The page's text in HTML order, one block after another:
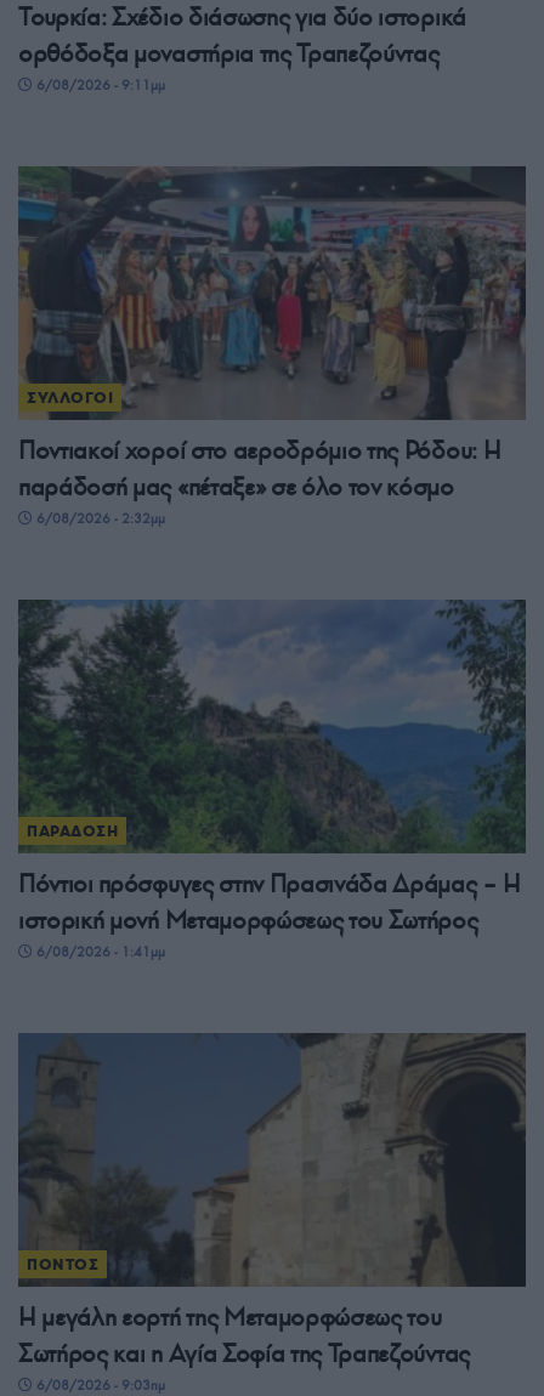
Τουρκία: Σχέδιο διάσωσης για δύο ιστορικά
ορθόδοξα μοναστήρια της Τραπεζούντας
6/08/2026 - 9:11μμ
ΣΥΛΛΟΓΟΙ
Ποντιακοί χοροί στο αεροδρόμιο της Ρόδου: Η
παράδοσή μας «πέταξε» σε όλο τον κόσμο
6/08/2026 - 2:32μμ
ΠΑΡΑΔΟΣΗ
Πόντιοι πρόσφυγες στην Πρασινάδα Δράμας – Η
ιστορική μονή Μεταμορφώσεως του Σωτήρος
6/08/2026 - 1:41μμ
ΠΟΝΤΟΣ
Η μεγάλη εορτή της Μεταμορφώσεως του
Σωτήρος και η Αγία Σοφία της Τραπεζούντας
6/08/2026 - 9:03πμ